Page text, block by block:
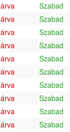
Szabad
Szabad
Szabad
Szabad
Szabad
Szabad
Szabad
Szabad
Szabad
Szabad